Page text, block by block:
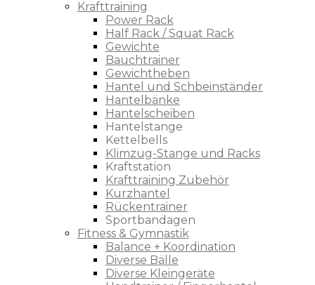
Krafttraining
Power Rack
Half Rack / Squat Rack
Gewichte
Bauchtrainer
Gewichtheben
Hantel und Schbeinständer
Hantelbänke
Hantelscheiben
Hantelstange
Kettelbells
Klimzug-Stange und Racks
Kraftstation
Krafttraining Zubehör
Kurzhantel
Rückentrainer
Sportbandagen
Fitness & Gymnastik
Balance + Koordination
Diverse Bälle
Diverse Kleingeräte